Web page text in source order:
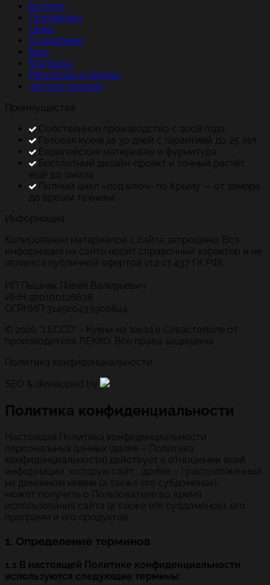
Каталог
Портфолио
Цены
О компании
Блог
Контакты
Рассрочка и кредит
3d конструктор
Преимущества
Собственное производство с 2008 года
Готовая кухня за 30 дней с гарантией до 25 лет
Европейские материалы и фурнитура
Бесплатный дизайн-проект и точный расчёт
ещё до заказа
Полный цикл «под ключ» по Крыму — от замера
до врезки техники
Информация
Копирование материалов с сайта запрещено. Вся
информация на сайте носит справочный характер и не
является публичной офертой (п.2 ст.437 ГК РФ).
ИП Пышняк Павел Валерьевич
ИНН 920100128636
ОГРНИП 314920433900844
© 2026 "LECCO" - Кухни на заказ в Севастополе от
производителя ЛЕККО. Все права защищены.
Политика конфиденциальности
SEO & developed by
Политика конфиденциальности
Настоящая Политика конфиденциальности
персональных данных (далее – Политика
конфиденциальности) действует в отношении всей
информации, которую сайт , (далее – ) расположенный
на доменном имени (а также его субдоменах),
может получить о Пользователе во время
использования сайта (а также его субдоменов), его
программ и его продуктов.
1. Определение терминов
1.1 В настоящей Политике конфиденциальности
используются следующие термины: